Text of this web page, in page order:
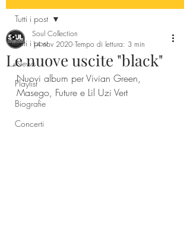
Tutti i post
News
Playlist
Biografie
Concerti
Tutti i post
Le nuove uscite "black"
Soul Collection
14 nov 2020 Tempo di lettura: 3 min
Nuovi album per Vivian Green,
Masego, Future e Lil Uzi Vert